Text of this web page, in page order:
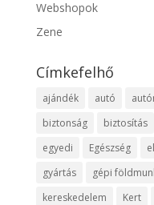
Webshopok
Zene
Címkefelhő
ajándék autó
biztonság
biztosítás
egyedi
Egészség
gyártás
gépi
kereskedelem
Kert